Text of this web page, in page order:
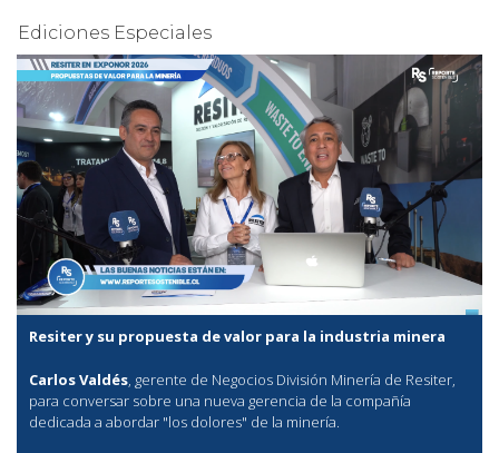
Ediciones Especiales
Resiter y su propuesta de valor para la industria minera
Carlos Valdés, gerente de Negocios División Minería de Resiter,
para conversar sobre una nueva gerencia de la compañía
dedicada a abordar "los dolores" de la minería.